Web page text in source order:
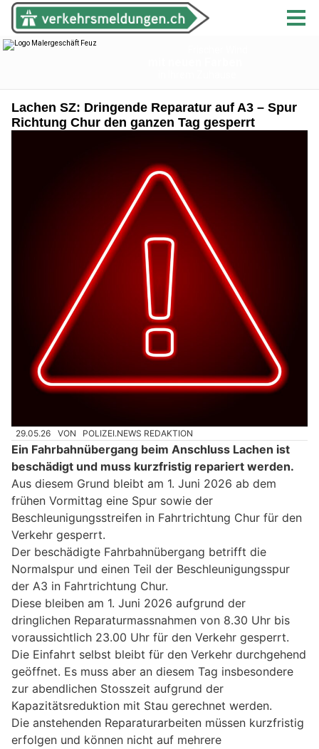
Lachen SZ: Dringende Reparatur auf A3 – Spur
Richtung Chur den ganzen Tag gesperrt
29.05.26 VON POLIZEI.NEWS REDAKTION
Ein Fahrbahnübergang beim Anschluss Lachen ist
beschädigt und muss kurzfristig repariert werden.
Aus diesem Grund bleibt am 1. Juni 2026 ab dem
frühen Vormittag eine Spur sowie der
Beschleunigungsstreifen in Fahrtrichtung Chur für den
Verkehr gesperrt.
Der beschädigte Fahrbahnübergang betrifft die
Normalspur und einen Teil der Beschleunigungsspur
der A3 in Fahrtrichtung Chur.
Diese bleiben am 1. Juni 2026 aufgrund der
dringlichen Reparaturmassnahmen von 8.30 Uhr bis
voraussichtlich 23.00 Uhr für den Verkehr gesperrt.
Die Einfahrt selbst bleibt für den Verkehr durchgehend
geöffnet. Es muss aber an diesem Tag insbesondere
zur abendlichen Stosszeit aufgrund der
Kapazitätsreduktion mit Stau gerechnet werden.
Die anstehenden Reparaturarbeiten müssen kurzfristig
erfolgen und können nicht auf mehrere